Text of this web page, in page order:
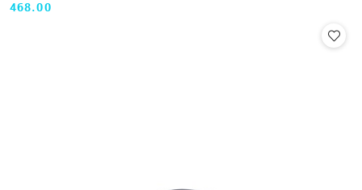
Cena:
468.00